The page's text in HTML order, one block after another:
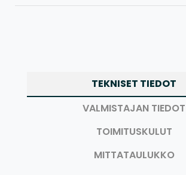
TEKNISET TIEDOT
VALMISTAJAN TIEDOT
TOIMITUSKULUT
MITTATAULUKKO